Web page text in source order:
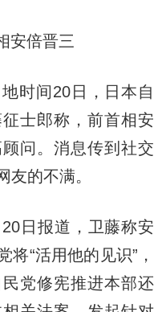
倍晋三
间20日，日本自
士郎称，前首相安
问。消息传到社交
友的不满。
日报道，卫藤称安
“活用他的见识”，
党修宪推进本部还